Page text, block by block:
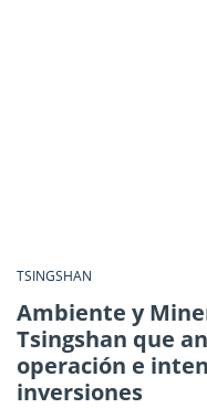
TSINGSHAN
Ambiente y
Tsingshan que
operación e
inversiones